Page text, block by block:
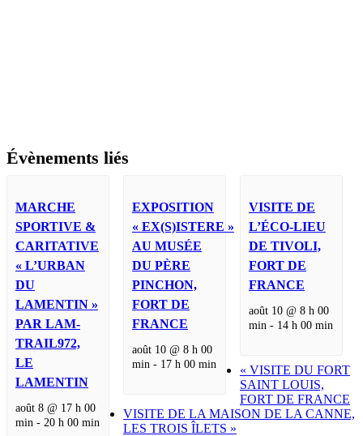
Évènements liés
MARCHE
SPORTIVE &
CARITATIVE
« L’URBAN
DU
LAMENTIN »
PAR LAM-
TRAIL972,
LE
LAMENTIN
août 8 @ 17 h 00
min- 20 h 00 min
EXPOSITION
« EX(S)ISTERE »
AU MUSÉE
DU PÈRE
PINCHON,
FORT DE
FRANCE
août 10 @ 8 h 00
min- 17 h 00 min
VISITE DE
L’ÉCO-LIEU
DE TIVOLI,
FORT DE
FRANCE
août 10 @ 8 h 00
min- 14 h 00 min
« VISITE DU FORT
SAINT LOUIS,
FORT DE FRANCE
VISITE DE LA MAISON DE LA CANNE,
LES TROIS ÎLETS »